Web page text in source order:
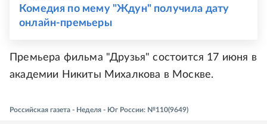
Комедия по мему "Ждун" получила дату
онлайн-премьеры
Премьера фильма "Друзья" состоится 17 июня в
академии Никиты Михалкова в Москве.
Российская газета - Неделя - Юг России: №110(9649)